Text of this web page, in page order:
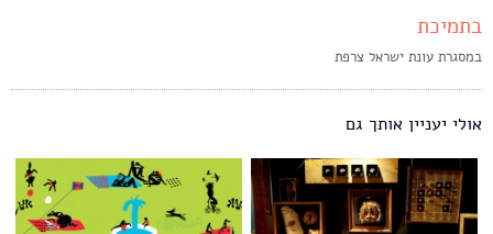
בתמיכת
במסגרת עונת ישראל צרפת
אולי יעניין אותך גם